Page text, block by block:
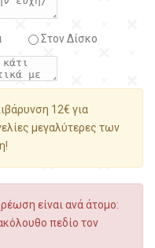
Στον Δίσκο
12€ για
μεγαλύτερες των
είναι ανά άτομο:
πεδίο τον